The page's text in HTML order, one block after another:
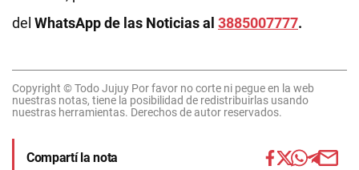
del WhatsApp de las Noticias al 3885007777.
Copyright © Todo Jujuy Por favor no corte ni pegue en la web
nuestras notas, tiene la posibilidad de redistribuirlas usando
nuestras herramientas. Derechos de autor reservados.
Compartí la nota